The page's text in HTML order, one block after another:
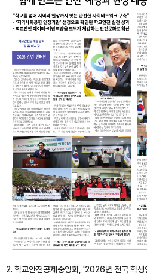
2. 학교안전공제중앙회, '2026년 전국 학생